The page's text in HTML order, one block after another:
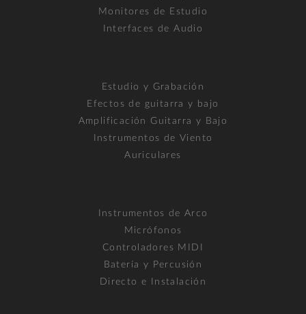
Monitores de Estudio
Interfaces de Audio
Estudio y Grabación
Efectos de guitarra y bajo
Amplificación Guitarra y Bajo
Instrumentos de Viento
Auriculares
Instrumentos de Arco
Micrófonos
Controladores MIDI
Batería y Percusión
Directo e Instalación